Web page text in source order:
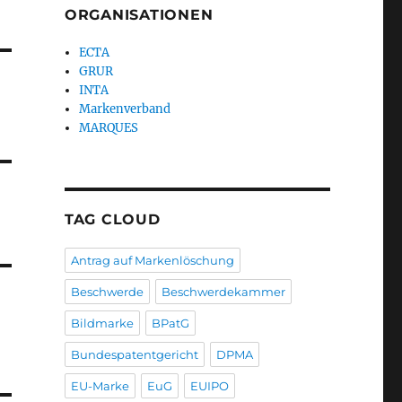
ORGANISATIONEN
ECTA
GRUR
INTA
Markenverband
MARQUES
TAG CLOUD
Antrag auf Markenlöschung
Beschwerde Beschwerdekammer
Bildmarke BPatG
Bundespatentgericht DPMA
EU-Marke EuG EUIPO